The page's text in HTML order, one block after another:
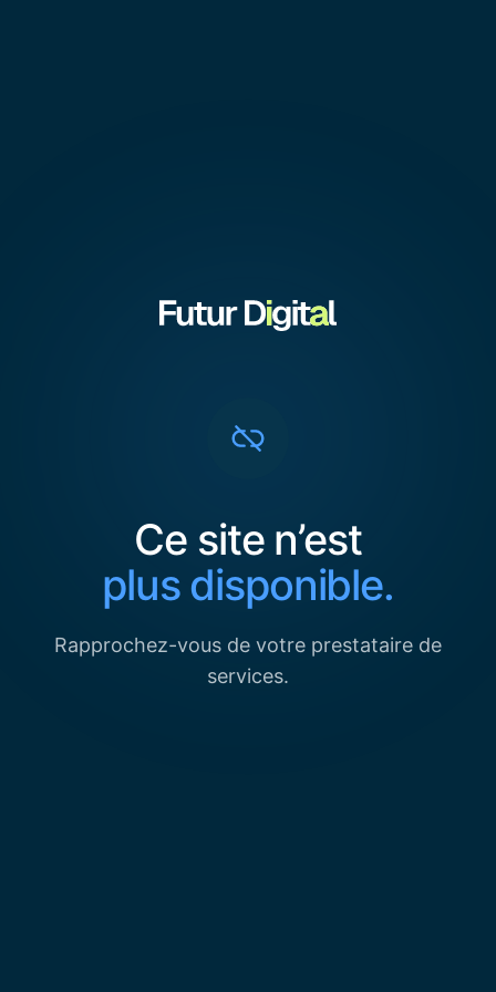
Ce site n’est
plus disponible.
Rapprochez-vous de votre prestataire de
services.